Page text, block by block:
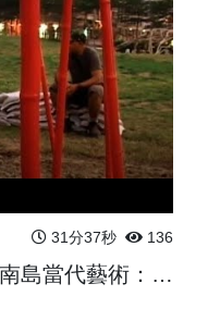
31分37秒 136
2007年藝術家駐館紀錄《南島當代藝術：原初的始點》